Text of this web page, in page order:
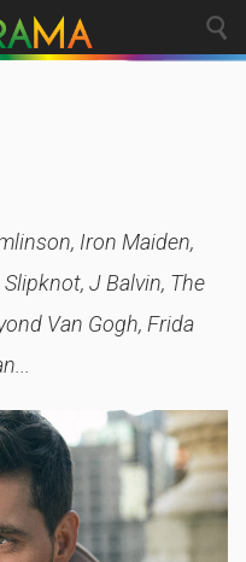
Iron Maiden,
J Balvin, The
Van Gogh, Frida